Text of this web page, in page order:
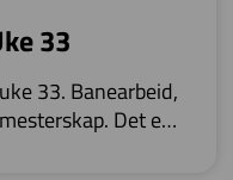
33
33. Banearbeid,
Det er